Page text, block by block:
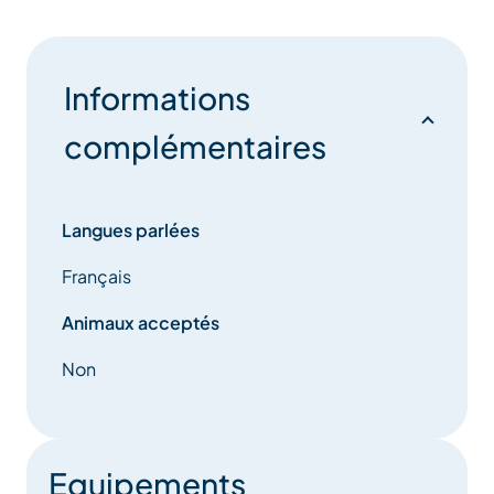
Informations
complémentaires
Langues parlées
Français
Animaux acceptés
Non
Equipements